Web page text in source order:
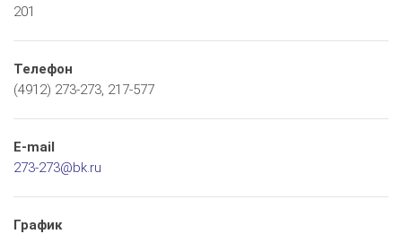
201
Телефон
(4912) 273-273, 217-577
E-mail
273-273@bk.ru
График